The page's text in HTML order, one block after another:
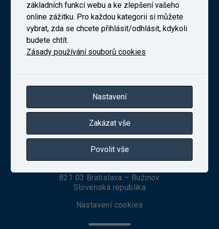
Novodvorská 1698/138b, Praha 4
telefon:+420 241 493 135
VUZ Slovakia, s. r. o.
821 03 Bratislava – Ružinov
Slovenská republika
Nastavení cookies
základních funkcí webu a ke zlepšení vašeho
online zážitku. Pro každou kategorii si můžete
vybrat, zda se chcete přihlásit/odhlásit, kdykoli
budete chtít.
Zásady používání souborů cookies
Nastavení
Zakázat vše
Povolit vše